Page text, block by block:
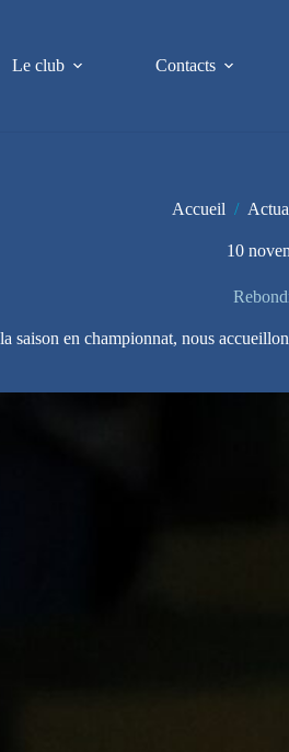
Le club Contacts
Accueil /
10
saison en championnat, nous